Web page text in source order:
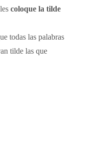
coloque la tilde
todas las palabras
tilde las que